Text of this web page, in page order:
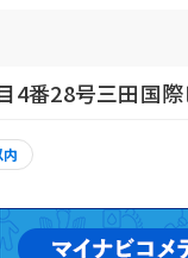
4番28号三田国